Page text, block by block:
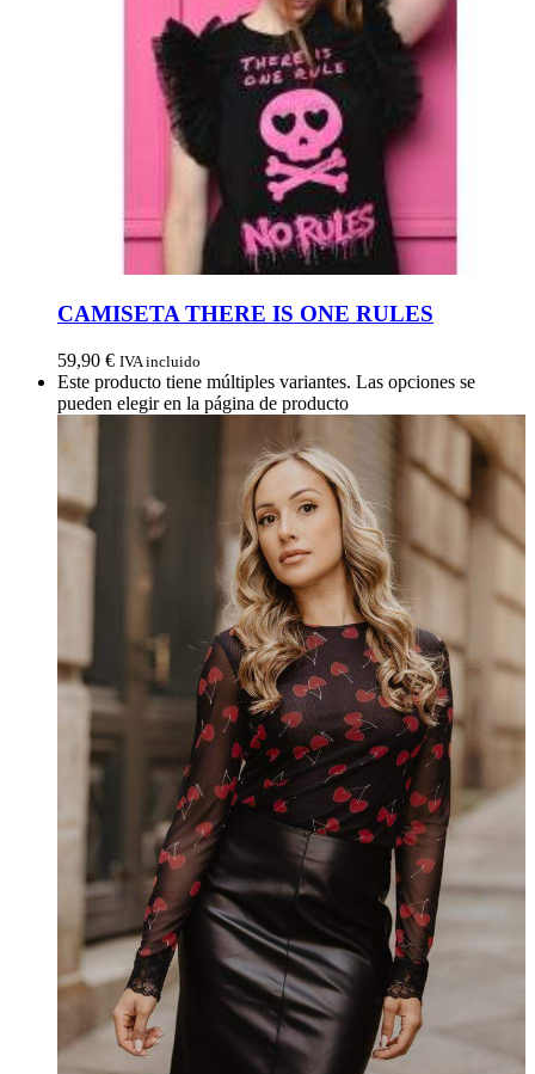
CAMISETA THERE IS ONE RULES
59,90 € IVA incluido
Este producto tiene múltiples variantes. Las opciones se
pueden elegir en la página de producto